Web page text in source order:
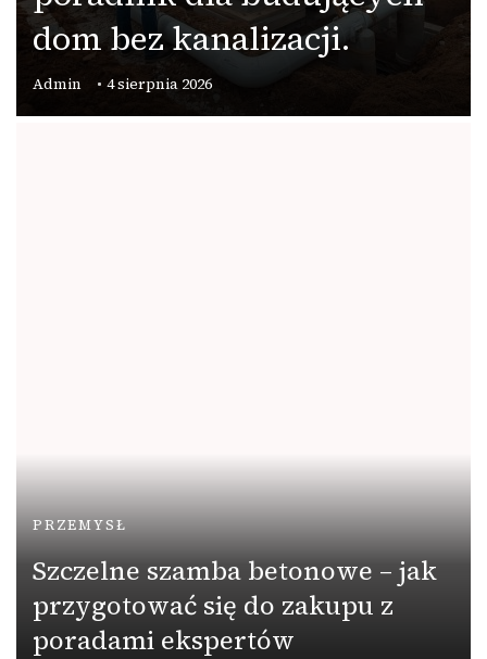
dom bez kanalizacji.
Admin 4 sierpnia 2026
PRZEMYSŁ
Szczelne szamba betonowe – jak
przygotować się do zakupu z
poradami ekspertów